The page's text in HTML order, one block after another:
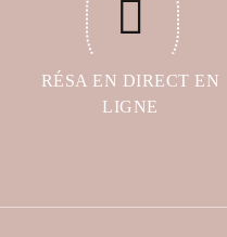
RÉSA EN DIRECT EN
LIGNE